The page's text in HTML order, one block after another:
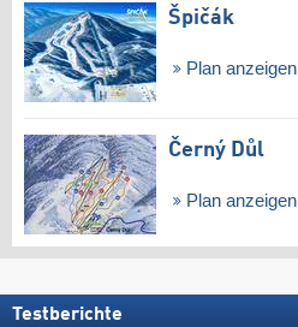
Špičák
Plan anzeigen
Černý Důl
Plan anzeigen
Testberichte